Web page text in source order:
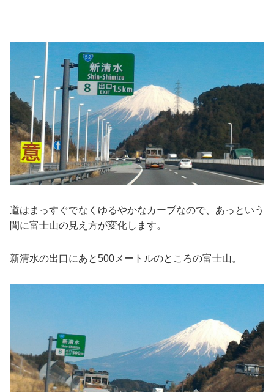
道はまっすぐでなくゆるやかなカーブなので、あっという
間に富士山の見え方が変化します。
新清水の出口にあと500メートルのところの富士山。